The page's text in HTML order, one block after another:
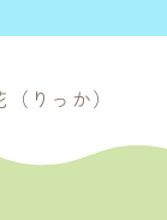
（りっか）